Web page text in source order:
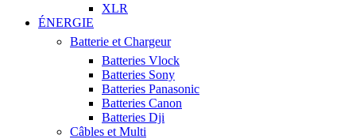
XLR
ÉNERGIE
Batterie et Chargeur
Batteries Vlock
Batteries Sony
Batteries Panasonic
Batteries Canon
Batteries Dji
Câbles et Multi